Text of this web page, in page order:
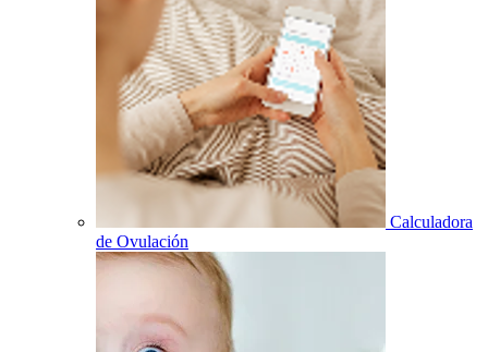
Calculadora
de Ovulación